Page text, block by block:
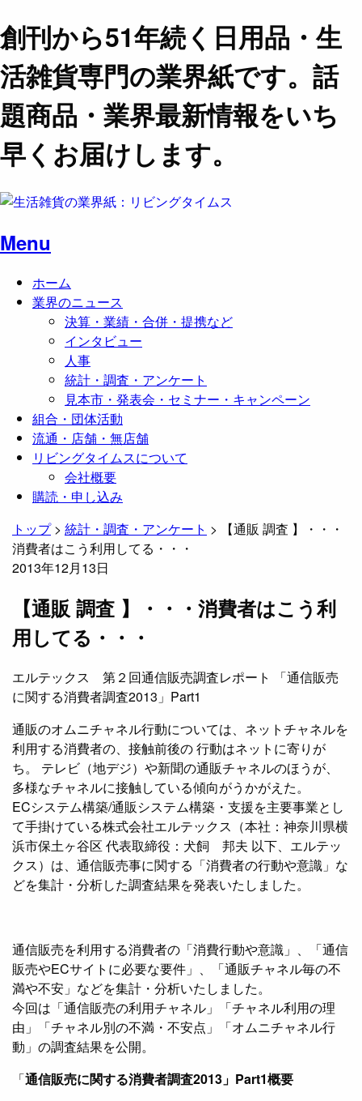
創刊から51年続く日用品・生
活雑貨専門の業界紙です。話
題商品・業界最新情報をいち
早くお届けします。
Menu
ホーム
業界のニュース
決算・業績・合併・提携など
インタビュー
人事
統計・調査・アンケート
見本市・発表会・セミナー・キャンペーン
組合・団体活動
流通・店舗・無店舗
リビングタイムスについて
会社概要
購読・申し込み
トップ> 統計・調査・アンケート >
【通販 調査 】・・・
消費者はこう利用してる・・・
2013年12月13日
【通販 調査 】・・・消費者はこう利
用してる・・・
エルテックス 第２回通信販売調査レポート 「通信販売
に関する消費者調査2013」Part1
通販のオムニチャネル行動については、ネットチャネルを
利用する消費者の、接触前後の 行動はネットに寄りが
ち。 テレビ（地デジ）や新聞の通販チャネルのほうが、
多様なチャネルに接触している傾向がうかがえた。
ECシステム構築/通販システム構築・支援を主要事業とし
て手掛けている株式会社エルテックス（本社：神奈川県横
浜市保土ヶ谷区 代表取締役：犬飼 邦夫 以下、エルテッ
クス）は、通信販売事に関する「消費者の行動や意識」な
どを集計・分析した調査結果を発表いたしました。
通信販売を利用する消費者の「消費行動や意識」、「通信
販売やECサイトに必要な要件」、「通販チャネル毎の不
満や不安」などを集計・分析いたしました。
今回は「通信販売の利用チャネル」「チャネル利用の理
由」「チャネル別の不満・不安点」「オムニチャネル行
動」の調査結果を公開。
「通信販売に関する消費者調査2013」Part1概要